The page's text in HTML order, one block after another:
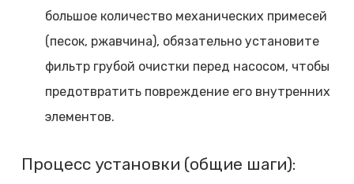
большое количество механических примесей
(песок, ржавчина), обязательно установите
фильтр грубой очистки перед насосом, чтобы
предотвратить повреждение его внутренних
элементов.
Процесс установки (общие шаги):